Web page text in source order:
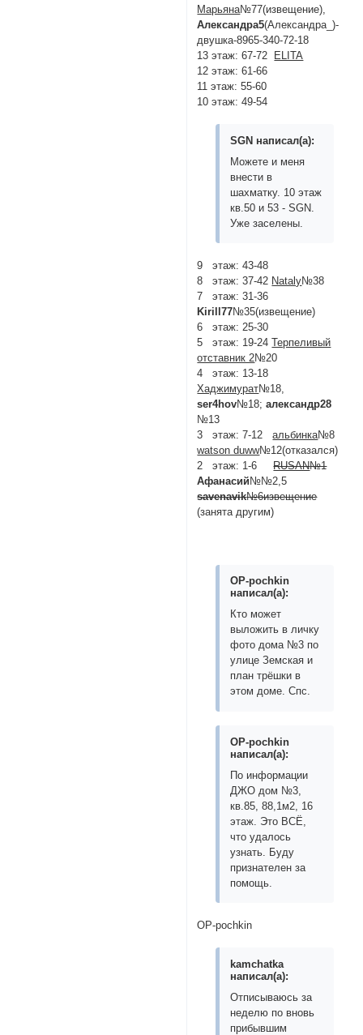
Марьяна№77(извещение),
Александра5(Александра_)-
двушка-8965-340-72-18
13 этаж: 67-72
ELITA
12 этаж: 61-66
11 этаж: 55-60
10 этаж: 49-54
SGN написал(а):
Можете и меня
внести в
шахматку. 10 этаж
кв.50 и 53 - SGN.
Уже заселены.
9 этаж: 43-48
8 этаж: 37-42 Nataly№38
7 этаж: 31-36
Kirill77№35(извещение)
6 этаж: 25-30
5 этаж: 19-24Терпеливый
отставник 2№20
4 этаж: 13-18
Хаджимурат№18,
ser4hov№18;александр28
№13
3 этаж: 7-12альбинка№8
watson duww№12(отказался)
2 этаж: 1-6RUSAN№1
Афанасий№№2,5
savenavik№6извещение
(занята другим)
OP-pochkin
написал(а):
Кто может
выложить в личку
фото дома №3 по
улице Земская и
план трёшки в
этом доме. Спс.
OP-pochkin
написал(а):
По информации
ДЖО дом №3,
кв.85, 88,1м2, 16
этаж. Это ВСЁ,
что удалось
узнать. Буду
признателен за
помощь.
OP-pochkin
kamchatka
написал(а):
Отписываюсь за
неделю по вновь
прибывшим